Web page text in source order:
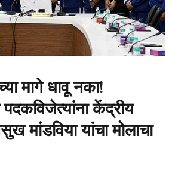
मागे धावू नका!
केंद्रीय
मांडविया यांचा मोलाचा